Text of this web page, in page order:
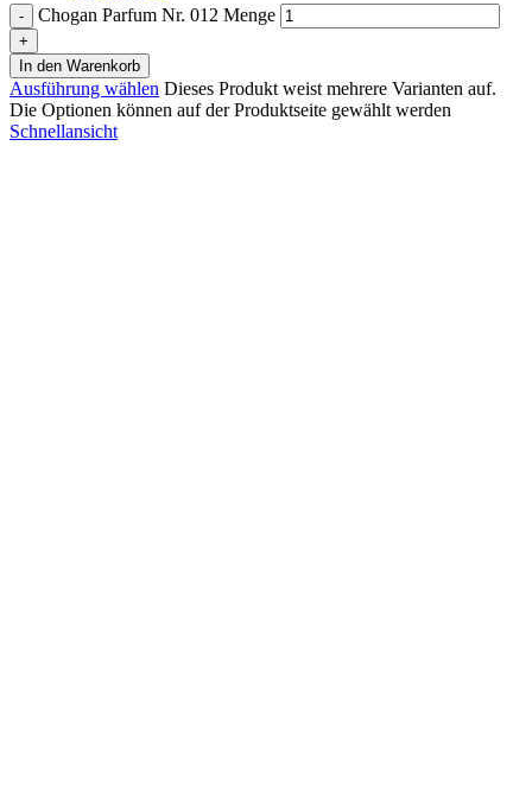
Chogan Parfum Nr. 012 Menge
In den Warenkorb
Ausführung wählen Dieses Produkt weist mehrere Varianten auf.
Die Optionen können auf der Produktseite gewählt werden
Schnellansicht